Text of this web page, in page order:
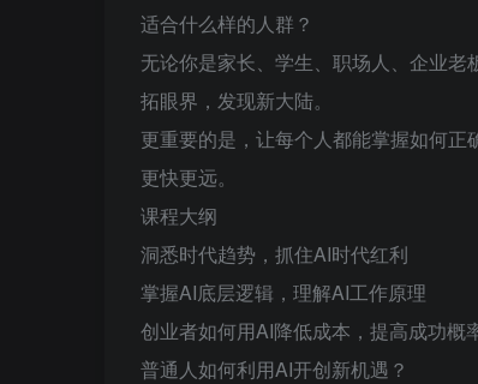
适合什么样的人群？
无论你是家长、学生、职场人、企业
拓眼界，发现新大陆。
更重要的是，让每个人都能掌握如何
更快更远。
课程大纲
洞悉时代趋势，抓住AI时代红利
掌握AI底层逻辑，理解AI工作原理
创业者如何用AI降低成本，提高成功概
普通人如何利用AI开创新机遇？